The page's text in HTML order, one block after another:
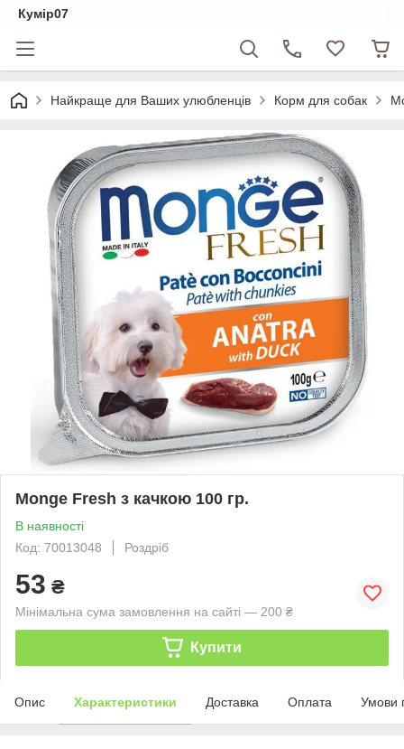
Кумір07
Найкраще для Ваших улюбленців Корм для собак
Monge Fresh з качкою 100 гр.
В наявності
Код: 70013048
Роздріб
53 ₴
Мінімальна сума замовлення на сайті — 200 ₴
Купити
Опис Характеристики Доставка Оплата Умови